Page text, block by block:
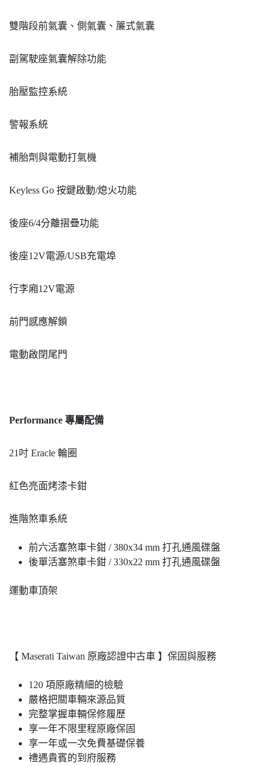
雙階段前氣囊、側氣囊、簾式氣囊
副駕駛座氣囊解除功能
胎壓監控系統
警報系統
補胎劑與電動打氣機
Keyless Go 按鍵啟動/熄火功能
後座6/4分離摺疊功能
後座12V電源/USB充電埠
行李廂12V電源
前門感應解鎖
電動啟閉尾門
Performance 專屬配備
21吋 Eracle 輪圈
紅色亮面烤漆卡鉗
進階煞車系統
前六活塞煞車卡鉗 / 380x34 mm 打孔通風碟盤
後單活塞煞車卡鉗 / 330x22 mm 打孔通風碟盤
運動車頂架
【 Maserati Taiwan 原廠認證中古車 】保固與服務
120 項原廠精細的檢驗
嚴格把關車輛來源品質
完整掌握車輛保修履歷
享一年不限里程原廠保固
享一年或一次免費基礎保養
禮遇貴賓的到府服務